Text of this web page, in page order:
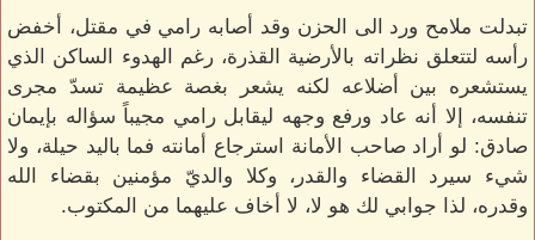
تبدلت ملامح ورد الى الحزن وقد أصابه رامي في مقتل، أخفض
رأسه لتتعلق نظراته بالأرضية القذرة، رغم الهدوء الساكن الذي
يستشعره بين أضلاعه لكنه يشعر بغصة عظيمة تسدّ مجرى
تنفسه، إلا أنه عاد ورفع وجهه ليقابل رامي مجيباً سؤاله بإيمان
صادق: لو أراد صاحب الأمانة استرجاع أمانته فما باليد حيلة، ولا
شيء سيرد القضاء والقدر، وكلا والديّ مؤمنين بقضاء الله
وقدره، لذا جوابي لك هو لا، لا أخاف عليهما من المكتوب.